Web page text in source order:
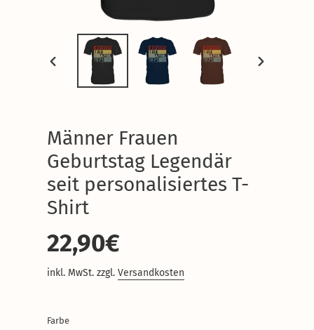
VORHERIGER
SCHIEBER
Männer Frauen
Geburtstag Legendär
seit personalisiertes T-
Shirt
Normaler
Preis
22,90€
inkl. MwSt. zzgl.Versandkosten
Farbe